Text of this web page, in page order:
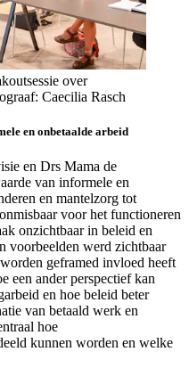
over
Caecilia Rasch
en onbetaalde arbeid
en Drs Mama de
van informele en
en mantelzorg tot
voor het functioneren
onzichtbaar in beleid en
voorbeelden werd zichtbaar
geframed invloed heeft
een ander perspectief kan
en hoe beleid beter
van betaald werk en
hoe
kunnen worden en welke